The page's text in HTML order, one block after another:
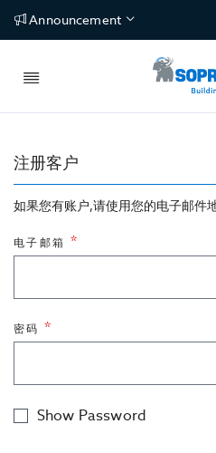
到
Announcement
导
航
屋面
建筑围护结构
地面
地下空间
停车场
防水
保温
隔汽/透汽
地坪
Tecsound建筑声学
冷屋面
绿植屋面
光伏屋面
关于索普瑞玛
独特价值
新闻中心
联络地址
注册客户
如果您有账户,请使用您的电子邮件
电子邮箱
密码
Show Password